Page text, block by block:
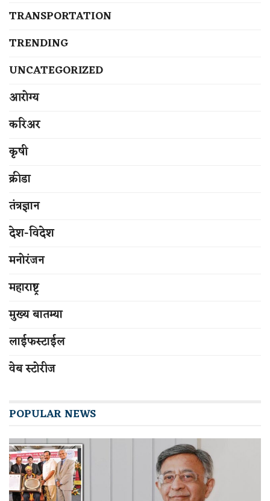
TRANSPORTATION
TRENDING
UNCATEGORIZED
आरोग्य
करिअर
कृषी
क्रीडा
तंत्रज्ञान
देश-विदेश
मनोरंजन
महाराष्ट्र
मुख्य बातम्या
लाईफस्टाईल
वेब स्टोरीज
POPULAR NEWS